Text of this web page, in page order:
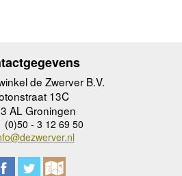
de Zwerver B.V.
13C
AL Groningen
(0)50 - 3 12 69 50